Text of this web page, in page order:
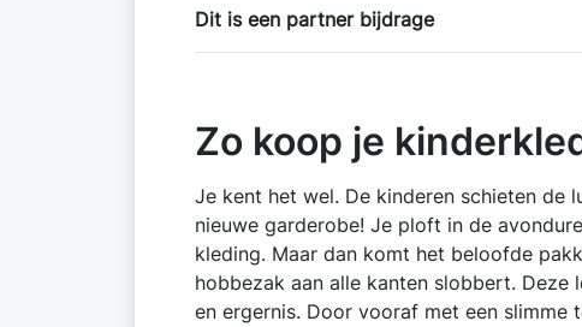
Dit is een partner bijdrage
Zo koop je
Je kent het wel. De kinderen schieten de
nieuwe garderobe! Je ploft in de
kleding. Maar dan komt het beloofde
hobbezak aan alle kanten slobbert.
en ergernis. Door vooraf met een slimme